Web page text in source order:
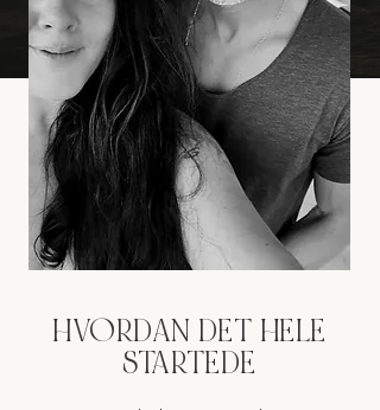
moderne videnskabelig forståelse.
HVORDAN DET HELE
STARTEDE